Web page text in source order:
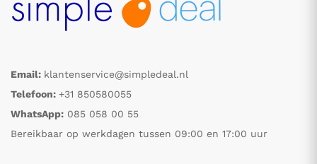
Email: klantenservice@simpledeal.nl
Telefoon: +31 850580055
WhatsApp: 085 058 00 55
Bereikbaar op werkdagen tussen 09:00 en 17:00 uur